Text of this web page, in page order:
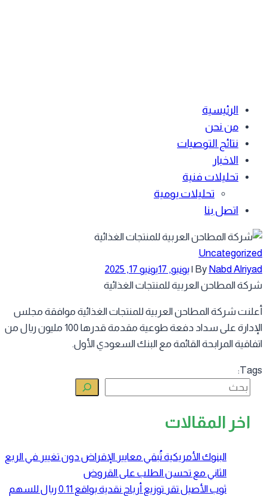
الرئيسية
من نحن
نتائج التوصيات
الاخبار
تحليلات فنية
تحليلات يومية
اتصل بنا
ByNabd
|يونيو, 17
يونيو 17, 2025
المطاحن العربية للمنتجات الغذائية
شركة المطاحن العربية للمنتجات الغذائية موافقة مجلس
الإدارة على سداد دفعة طوعية مقدمة قدرها 100 مليون ريال من
المرابحة القائمة مع البنك السعودي الأول.
البحث
اخر المقالات
البنوك الأمريكية تُبقي معايير الإقراض دون تغيير في الربع
الثاني مع تحسن الطلب على القروض
ثوب الأصيل تقر توزيع أرباح نقدية بواقع 0.11 ريال للسهم